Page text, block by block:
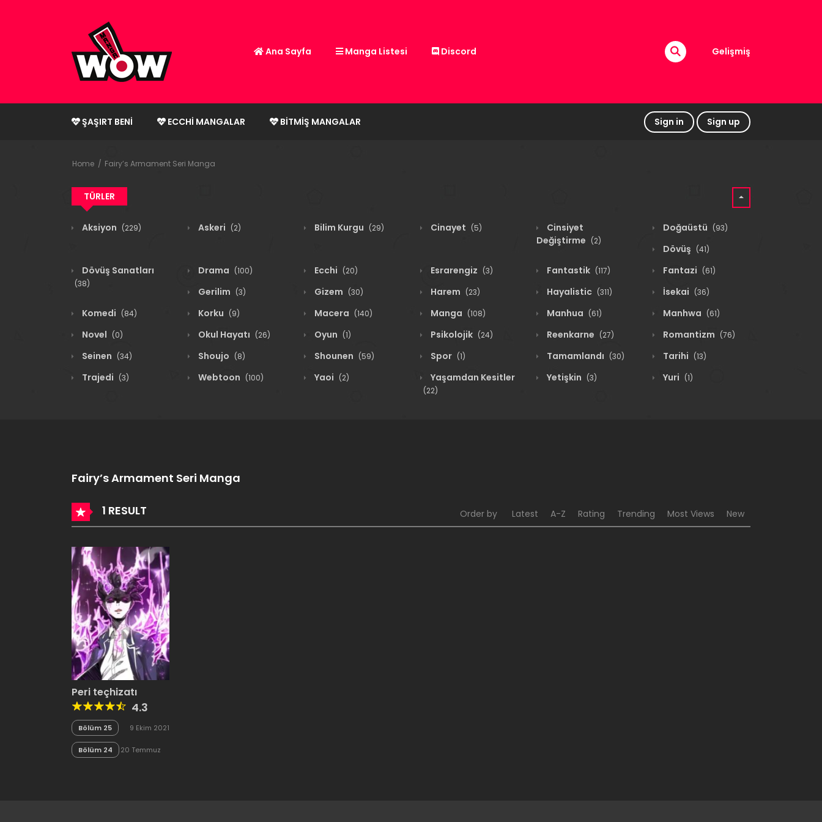
Ana Sayfa Manga Listesi Discord Gelişmiş
ŞAŞIRT BENI ECCHI MANGALAR BITMIŞ MANGALAR Sign in Sign up
Home Fairy’s Armament Seri Manga
TÜRLER
Aksiyon (229) Askeri (2) Bilim Kurgu (29) Cinayet (5)
Cinsiyet
Değiştirme (2)
Doğaüstü (93)
Dövüş (41)
Dövüş Sanatları
(38)
Drama (100) Ecchi (20) Esrarengiz (3) Fantastik (117) Fantazi (61)
Gerilim (3) Gizem (30) Harem (23) Hayalistic (311) İsekai (36)
Komedi (84) Korku (9) Macera (140) Manga (108) Manhua (61) Manhwa (61)
Novel (0) Okul Hayatı (26) Oyun (1) Psikolojik (24) Reenkarne (27) Romantizm (76)
Seinen (34) Shoujo (8) Shounen (59) Spor (1) Tamamlandı (30) Tarihi (13)
Trajedi (3) Webtoon (100) Yaoi (2) Yaşamdan Kesitler
(22)
Yetişkin (3) Yuri (1)
Fairy’s Armament Seri Manga
1 RESULT Order by Latest A-Z Rating Trending Most Views New
Peri teçhizatı
4.3
Bölüm 25 9 Ekim 2021
Bölüm 24
20 Temmuz